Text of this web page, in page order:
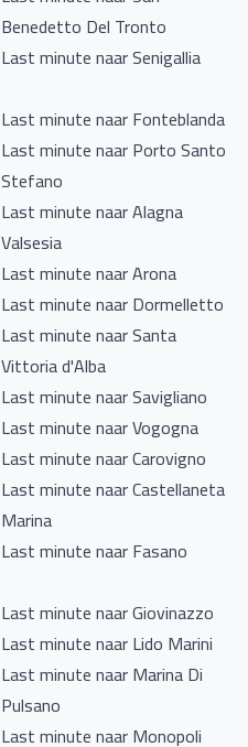
Benedetto Del Tronto
Last minute naar Senigallia
Last minute naar Fonteblanda
Last minute naar Porto Santo
Stefano
Last minute naar Alagna
Valsesia
Last minute naar Arona
Last minute naar Dormelletto
Last minute naar Santa
Vittoria d'Alba
Last minute naar Savigliano
Last minute naar Vogogna
Last minute naar Carovigno
Last minute naar Castellaneta
Marina
Last minute naar Fasano
Last minute naar Giovinazzo
Last minute naar Lido Marini
Last minute naar Marina Di
Pulsano
Last minute naar Monopoli